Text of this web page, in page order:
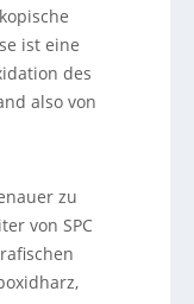
ist eine
des
also von
zu
von SPC